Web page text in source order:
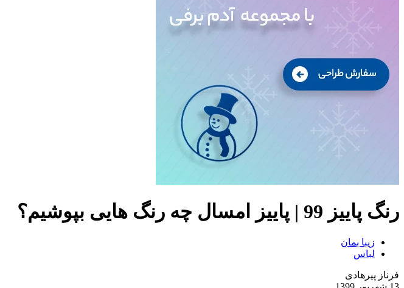
رنگ پاییز 99 | پاییز امسال چه رنگ هایی بپوشیم؟
زیبا بمان
لباس
فرناز پیرهادی